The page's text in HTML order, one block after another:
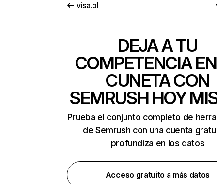
visa.pl
DEJA A TU
COMPETENCIA
CUNETA CON
SEMRUSH HOY
Prueba el conjunto completo de
de Semrush con una cuenta
profundiza en los datos
Acceso gratuito a más datos